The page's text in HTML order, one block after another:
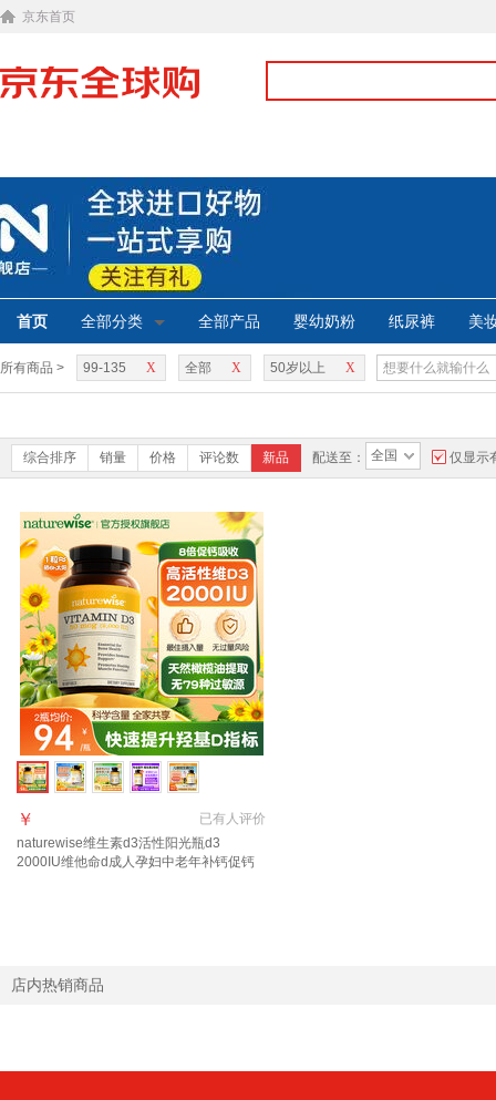
京东首页
首页 全部分类 全部产品 婴幼奶粉 纸尿裤 美
所有商品 > X
99-135 X
全部 X
50岁以上
综合排序 销量 价格 评论数 新品 配送至： 全国 仅显示
已有人评价
￥
naturewise维生素d3活性阳光瓶d3
2000IU维他命d成人孕妇中老年补钙促钙
店内热销商品